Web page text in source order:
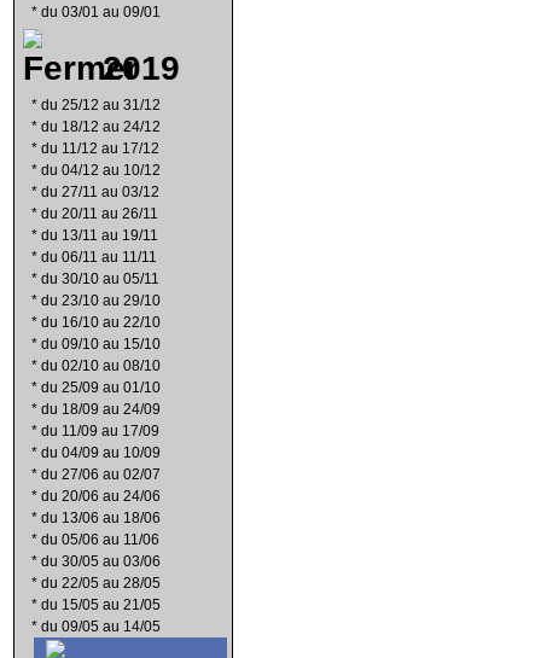
* du 03/01 au 09/01
2019
* du 25/12 au 31/12
* du 18/12 au 24/12
* du 11/12 au 17/12
* du 04/12 au 10/12
* du 27/11 au 03/12
* du 20/11 au 26/11
* du 13/11 au 19/11
* du 06/11 au 11/11
* du 30/10 au 05/11
* du 23/10 au 29/10
* du 16/10 au 22/10
* du 09/10 au 15/10
* du 02/10 au 08/10
* du 25/09 au 01/10
* du 18/09 au 24/09
* du 11/09 au 17/09
* du 04/09 au 10/09
* du 27/06 au 02/07
* du 20/06 au 24/06
* du 13/06 au 18/06
* du 05/06 au 11/06
* du 30/05 au 03/06
* du 22/05 au 28/05
* du 15/05 au 21/05
* du 09/05 au 14/05